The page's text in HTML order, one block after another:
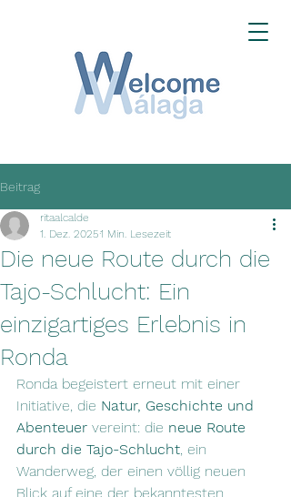
Beitrag
Die neue Route durch die
Tajo-Schlucht: Ein
einzigartiges Erlebnis in
Ronda
ritaalcalde
1. Dez. 20251 Min. Lesezeit
Ronda begeistert erneut mit einer
Initiative, die Natur, Geschichte und
Abenteuer vereint: die neue Route
durch die Tajo-Schlucht, ein
Wanderweg, der einen völlig neuen
Blick auf eine der bekanntesten